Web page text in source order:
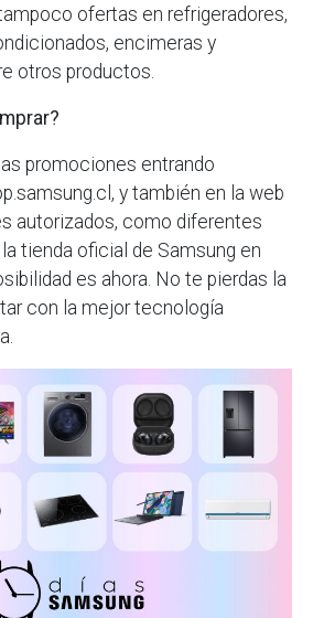
ofertas en refrigeradores,
encimeras y
otros productos.
promociones entrando
y también en la web
autorizados, como diferentes
tienda oficial de Samsung en
es ahora. No te pierdas la
con la mejor tecnología